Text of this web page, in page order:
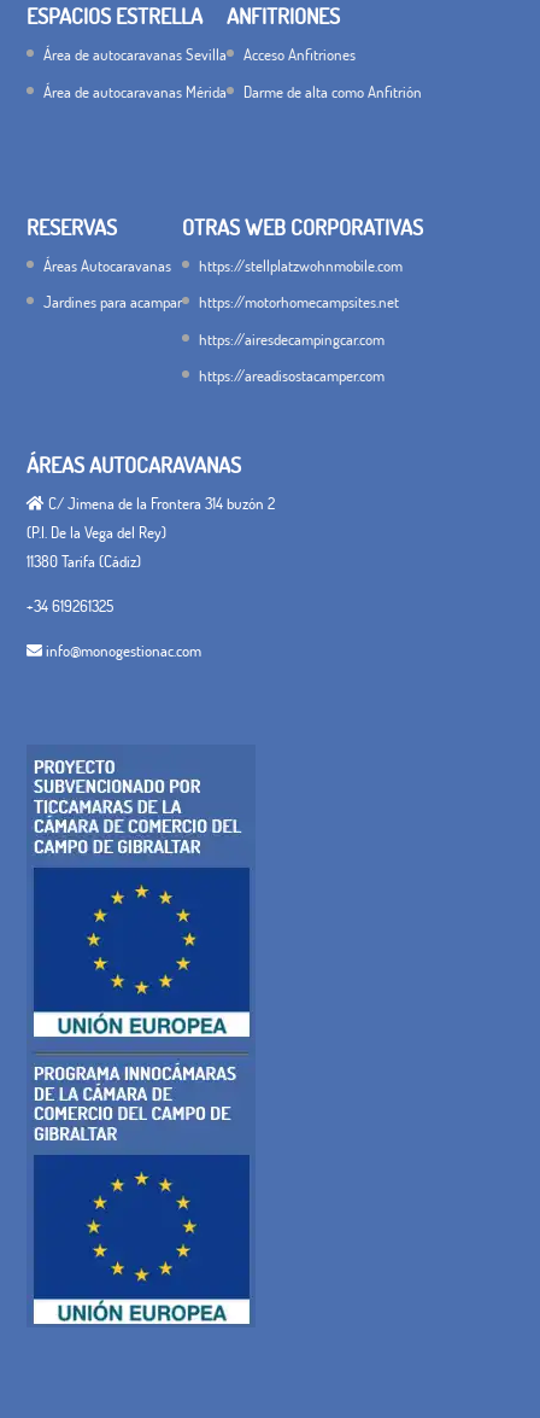
ESPACIOS ESTRELLA
Área de autocaravanas Sevilla
Área de autocaravanas Mérida
ANFITRIONES
Acceso Anfitriones
Darme de alta como Anfitrión
RESERVAS
Áreas Autocaravanas
Jardines para acampar
OTRAS WEB CORPORATIVAS
https://stellplatzwohnmobile.com
https://motorhomecampsites.net
https://airesdecampingcar.com
https://areadisostacamper.com
ÁREAS AUTOCARAVANAS
C/ Jimena de la Frontera 314 buzón 2
(P.I. De la Vega del Rey)
11380 Tarifa (Cádiz)
+34 619261325
info@monogestionac.com